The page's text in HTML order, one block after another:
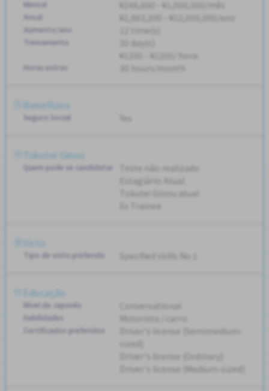
Mensal ¥248,600 - ¥1,000,000/mês
Anual ¥2,983,200 - ¥12,000,000/ano
Aumento/ano 12 time(s)
Treinamento
30 day(s)
¥1200 - ¥1200/ hora
Horas extras
Benefícios
Seguro Social Yes
Tokutei Ginou
Quem pode se candidatar
Teste não realizado
Estagiário Atual
Tokutei Ginou atual
Ex Trainee
Visto
Tipo de visto preferido Specified skills No.1
Educação
Nível de Japonês Conversational
Habilidades Motorista / carro
Certificados preferidos
Driver's license (Semimedium-
sized)
Driver's license (Ordinary)
Driver's license (Medium-sized)